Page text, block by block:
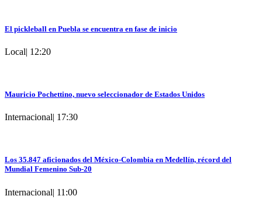
El pickleball en Puebla se encuentra en fase de inicio
Local| 12:20
Mauricio Pochettino, nuevo seleccionador de Estados Unidos
Internacional| 17:30
Los 35.847 aficionados del México-Colombia en Medellín, récord del
Mundial Femenino Sub-20
Internacional| 11:00